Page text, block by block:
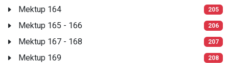
Mektup 164 205
Mektup 165 - 166 206
Mektup 167 - 168 207
Mektup 169 208